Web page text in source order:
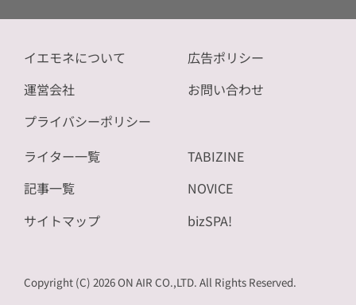
イエモネについて
運営会社
プライバシーポリシー
広告ポリシー
お問い合わせ
ライター一覧
記事一覧
サイトマップ
TABIZINE
NOVICE
bizSPA!
Copyright (C) 2026 ON AIR CO.,LTD. All Rights Reserved.